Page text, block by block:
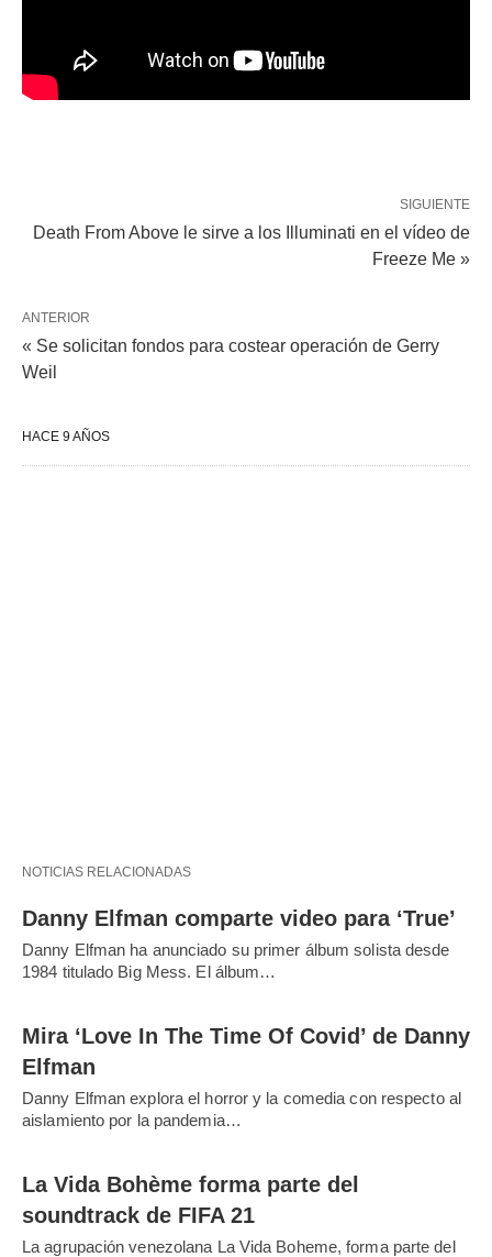
SIGUIENTE
Death From Above le sirve a los Illuminati en el vídeo de
Freeze Me »
ANTERIOR
« Se solicitan fondos para costear operación de Gerry
Weil
HACE 9 AÑOS
NOTICIAS RELACIONADAS
Danny Elfman comparte video para ‘True’
Danny Elfman ha anunciado su primer álbum solista desde
1984 titulado Big Mess. El álbum…
Mira ‘Love In The Time Of Covid’ de Danny
Elfman
Danny Elfman explora el horror y la comedia con respecto al
aislamiento por la pandemia…
La Vida Bohème forma parte del
soundtrack de FIFA 21
La agrupación venezolana La Vida Boheme, forma parte del